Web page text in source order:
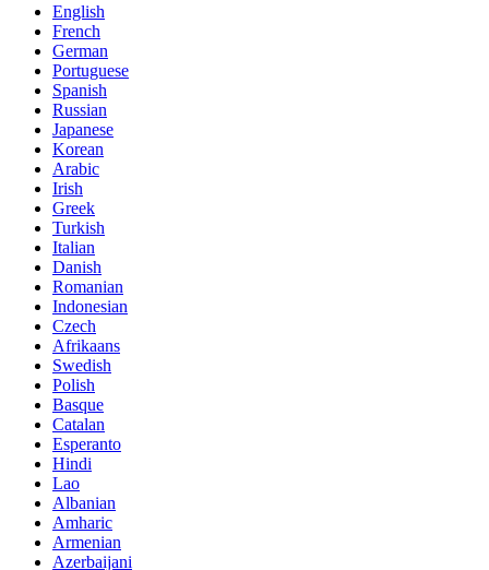
English
French
German
Portuguese
Spanish
Russian
Japanese
Korean
Arabic
Irish
Greek
Turkish
Italian
Danish
Romanian
Indonesian
Czech
Afrikaans
Swedish
Polish
Basque
Catalan
Esperanto
Hindi
Lao
Albanian
Amharic
Armenian
Azerbaijani